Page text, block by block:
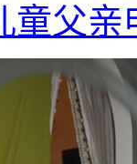
童父